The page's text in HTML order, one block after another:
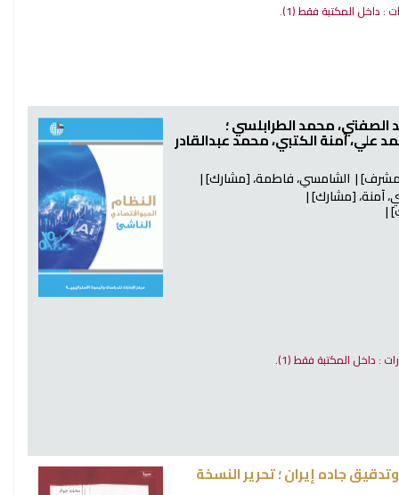
: داخل المكتبة فقط(1).
الصفتي، محمد الطرابلسي ؛
آمنة الكتبي، محمد عبدالقادر
الشامسي، فاطمة،[مشارك]
آمنة،[مشارك]
: داخل المكتبة فقط(1).
جاده إيران ؛ تحرير النسخة